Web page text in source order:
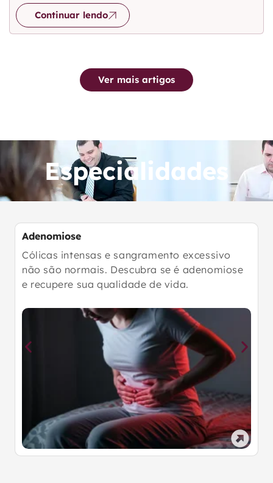
Continuar lendo
Ver mais artigos
Especialidades
Cirurgia Ginecológica
Precisão milimétrica e tecnologia de ponta.
Conheça a cirurgia robótica e o padrão ouro
de tratamento.